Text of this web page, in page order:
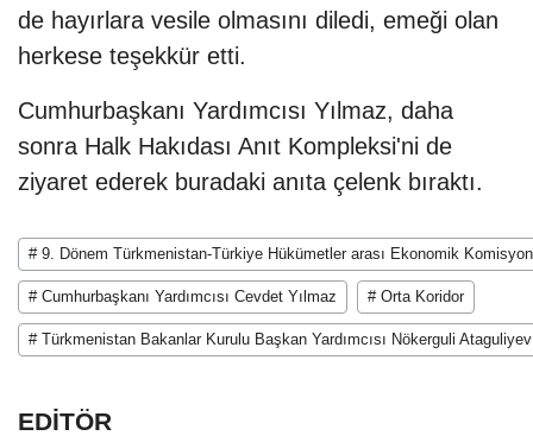
de hayırlara vesile olmasını diledi, emeği olan
herkese teşekkür etti.
Cumhurbaşkanı Yardımcısı Yılmaz, daha
sonra Halk Hakıdası Anıt Kompleksi'ni de
ziyaret ederek buradaki anıta çelenk bıraktı.
# 9. Dönem Türkmenistan-Türkiye Hükümetler arası Ekonomik
# Cumhurbaşkanı Yardımcısı Cevdet Yılmaz # Orta Koridor
# Türkmenistan Bakanlar Kurulu Başkan Yardımcısı Nökerguli Ataguliyev
EDİTÖR